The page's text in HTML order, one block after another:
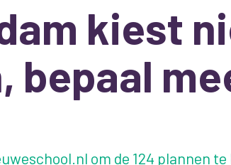
kiest
bepaal
om de 124 plannen